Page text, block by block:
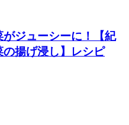
ジューシーに！【紀
の揚げ浸し】レシピ